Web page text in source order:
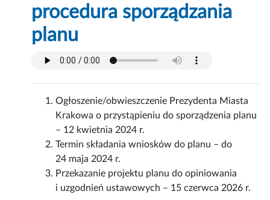
procedura sporządzania
planu
Ogłoszenie/obwieszczenie Prezydenta Miasta
Krakowa o przystąpieniu do sporządzenia planu
– 12 kwietnia 2024 r.
Termin składania wniosków do planu – do
24 maja 2024 r.
Przekazanie projektu planu do opiniowania
i uzgodnień ustawowych – 15 czerwca 2026 r.